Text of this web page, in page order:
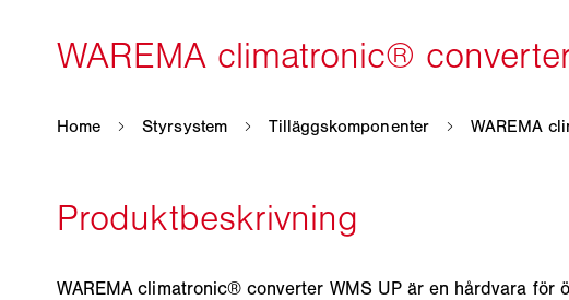
WAREMA climatronic® converter WMS UP är en hårdvara för